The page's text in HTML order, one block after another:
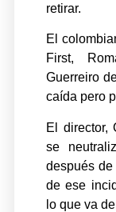
retirar.
El
First,
Guerreiro
caída pero
El director,
se
después
de ese
lo que va